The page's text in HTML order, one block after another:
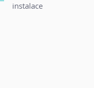
instalace